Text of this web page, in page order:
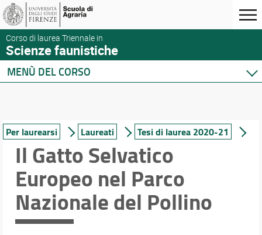
Corso di laurea Triennale in
Scienze faunistiche
MENÙ DEL CORSO
Presentazione del corso
Sedi e strutture
Norme e regolamenti
Organizzazione
Segnalazioni e reclami
Qualità e Valutazione della didattica
Per iscriversi
Per laurearsi Laureati Tesi di laurea 2020-21
Il Gatto Selvatico
Europeo nel Parco
Nazionale del Pollino